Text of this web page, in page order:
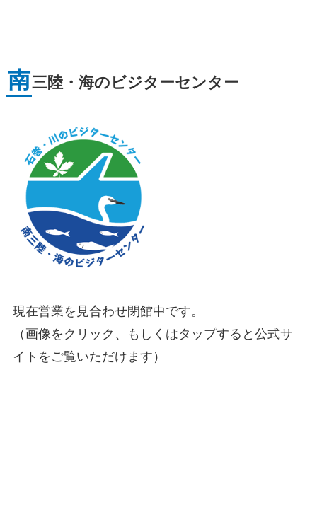
南三陸・海のビジターセンター
現在営業を見合わせ閉館中です。
（画像をクリック、もしくはタップすると公式サ
イトをご覧いただけます）